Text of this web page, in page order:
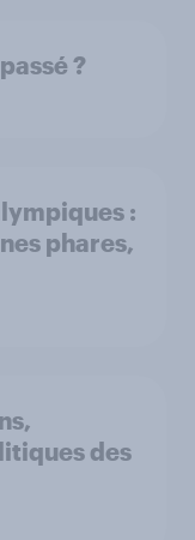
?
:
phares,
des